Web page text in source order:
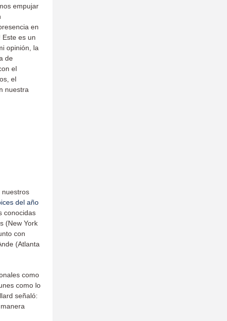
empujar
en
Este es un
opinión, la
de
el
el
nuestra
nuestros
del año
conocidas
(New York
con
(Atlanta
como
como lo
señaló: